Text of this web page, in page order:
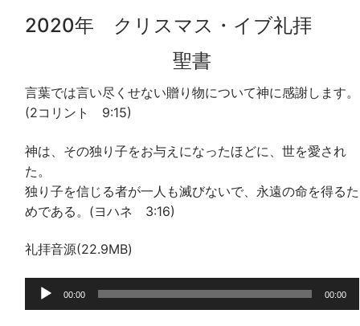
2020年 クリスマス・イブ礼拝
聖書
言葉では言い尽くせない贈り物について神に感謝します。
(2コリント 9:15)
神は、その独り子をお与えになったほどに、世を愛され
た。
独り子を信じる者が一人も滅びないで、永遠の命を得るた
めである。(ヨハネ 3:16)
礼拝音源(22.9MB)
声
00:00 00:00